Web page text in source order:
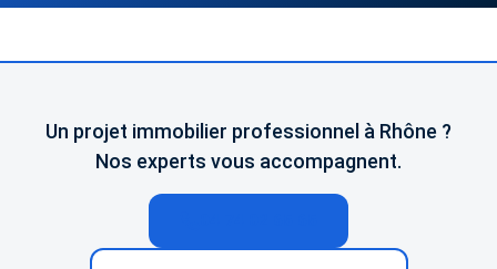
Un projet immobilier professionnel à Rhône ?
Nos experts vous accompagnent.